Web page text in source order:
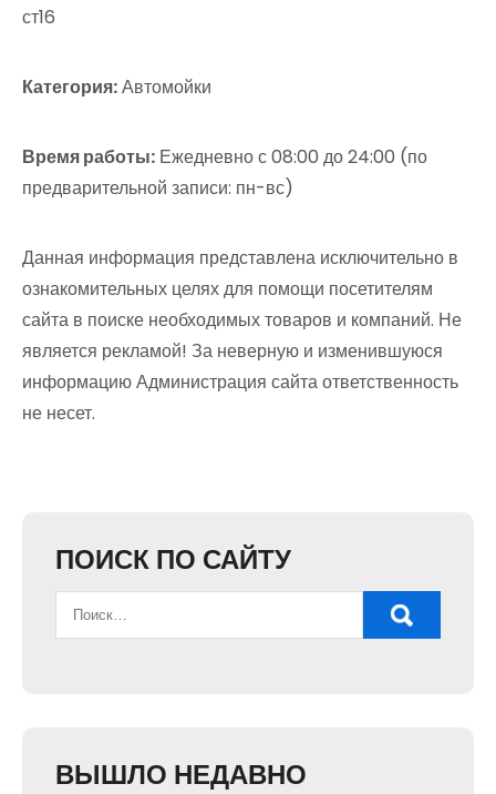
ст16
Категория:Автомойки
Время работы: Ежедневно с 08:00 до 24:00 (по
предварительной записи: пн-вс)
Данная информация представлена исключительно в
ознакомительных целях для помощи посетителям
сайта в поиске необходимых товаров и компаний. Не
является рекламой! За неверную и изменившуюся
информацию Администрация сайта ответственность
не несет.
ПОИСК ПО САЙТУ
ВЫШЛО НЕДАВНО